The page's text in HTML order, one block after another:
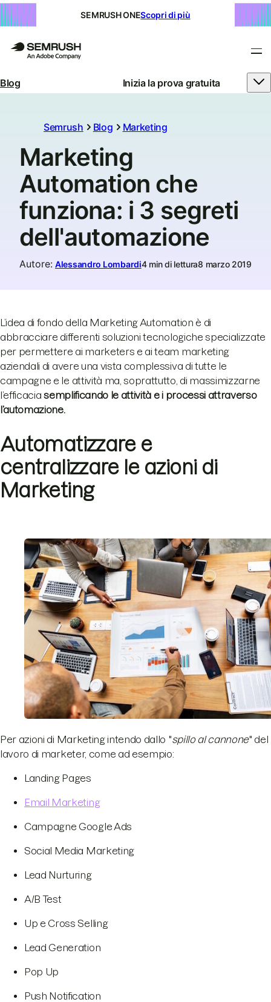
SEMRUSH ONEScopri di più
Blog Inizia la prova gratuita
Semrush Blog Marketing
Marketing
Automation che
funziona: i 3 segreti
dell'automazione
Autore: Alessandro Lombardi4 min di lettura8 marzo 2019
L’idea di fondo della Marketing Automation è di
abbracciare differenti soluzioni tecnologiche specializzate
per permettere ai marketers e ai team marketing
aziendali di avere una vista complessiva di tutte le
campagne e le attività ma, soprattutto, di massimizzarne
l’efficaciasemplificando le attività e i processi attraverso
l’automazione.
Automatizzare e
centralizzare le azioni di
Marketing
Per azioni di Marketing intendo dallo "spillo al cannone" del
lavoro di marketer, come ad esempio:
Landing Pages
Email Marketing
Campagne Google Ads
Social Media Marketing
Lead Nurturing
A/B Test
Up e Cross Selling
Lead Generation
Pop Up
Push Notification